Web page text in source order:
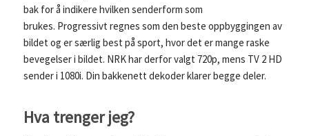
bak for å indikere hvilken senderform som
brukes. Progressivt regnes som den beste oppbyggingen av
bildet og er særlig best på sport, hvor det er mange raske
bevegelser i bildet. NRK har derfor valgt 720p, mens TV 2 HD
sender i 1080i. Din bakkenett dekoder klarer begge deler.
Hva trenger jeg?